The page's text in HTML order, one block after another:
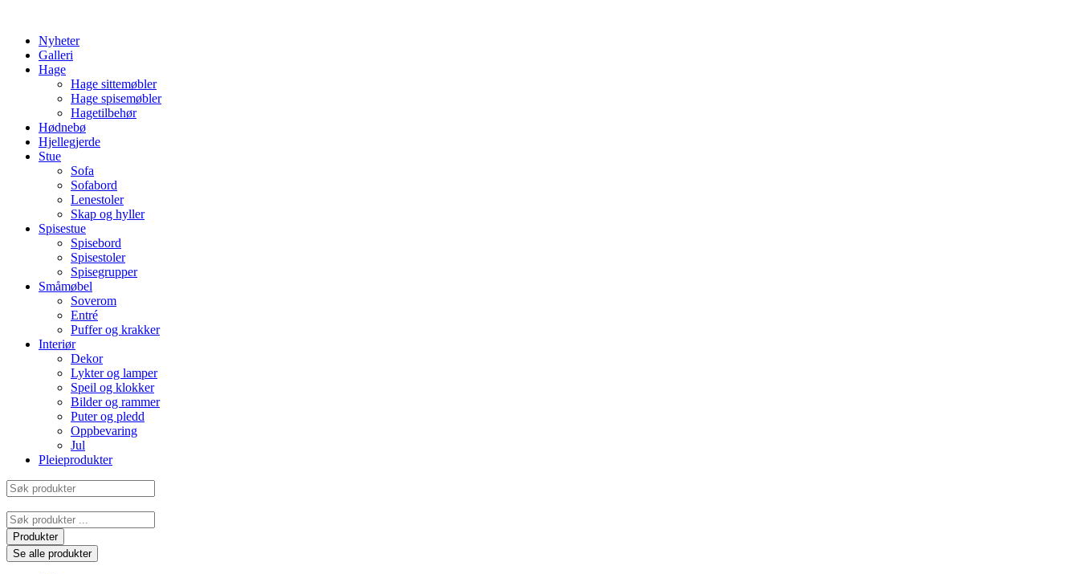
contentNyheter
Galleri
Hage
Hage sittemøbler
Hage spisemøbler
Hagetilbehør
Hødnebø
Hjellegjerde
Stue
Sofa
Sofabord
Lenestoler
Skap og hyller
Spisestue
Spisebord
Spisestoler
Spisegrupper
Småmøbel
Soverom
Entré
Puffer og krakker
Interiør
Dekor
Lykter og lamper
Speil og klokker
Bilder og rammer
Puter og pledd
Oppbevaring
Jul
Pleieprodukter
Søk
produkter
Search
...Produkter
Se alle produkter